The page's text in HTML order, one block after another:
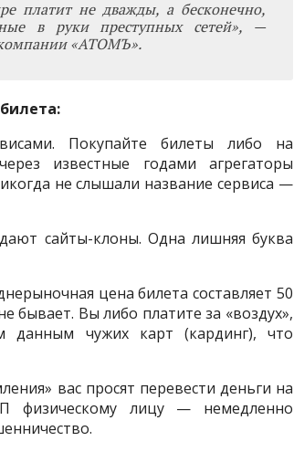
платит не дважды, а бесконечно,
в руки преступных сетей», —
«АТОМЪ».
Покупайте билеты либо на
известные годами агрегаторы
не слышали название сервиса —
сайты-клоны. Одна лишняя буква
цена билета составляет 50
бывает. Вы либо платите за «воздух»,
данным чужих карт (кардинг), что
вас просят перевести деньги на
физическому лицу — немедленно